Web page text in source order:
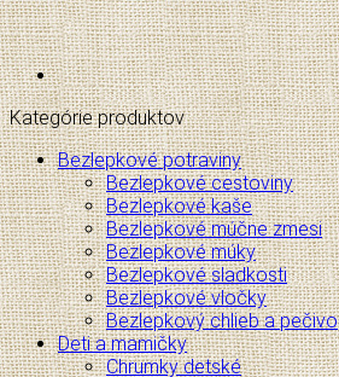
Kategórie produktov
Bezlepkové potraviny
Bezlepkové cestoviny
Bezlepkové kaše
Bezlepkové múčne zmesi
Bezlepkové múky
Bezlepkové sladkosti
Bezlepkové vločky
Bezlepkový chlieb a pečivo
Deti a mamičky
Chrumky detské